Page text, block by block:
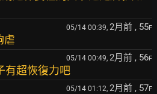
05/14 00:39, 2月前 , 55F
虐
05/14 00:49, 2月前 , 56F
有超恢復力吧
05/14 01:12, 2月前 , 57F